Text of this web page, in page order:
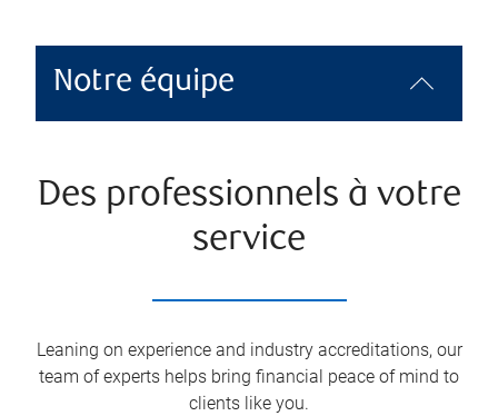
Notre équipe
Des professionnels à votre
service
Leaning on experience and industry accreditations, our
team of experts helps bring financial peace of mind to
clients like you.